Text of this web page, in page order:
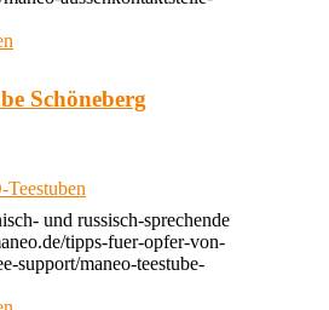
Schöneberg
und russisch-sprechende
tipps-fuer-opfer-von-
support/maneo-teestube-